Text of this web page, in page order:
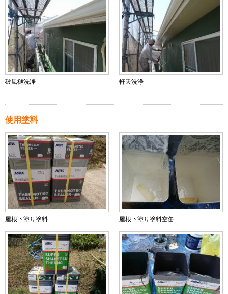
破風樋洗浄 軒天洗浄
使用塗料
屋根下塗り塗料 屋根下塗り塗料空缶